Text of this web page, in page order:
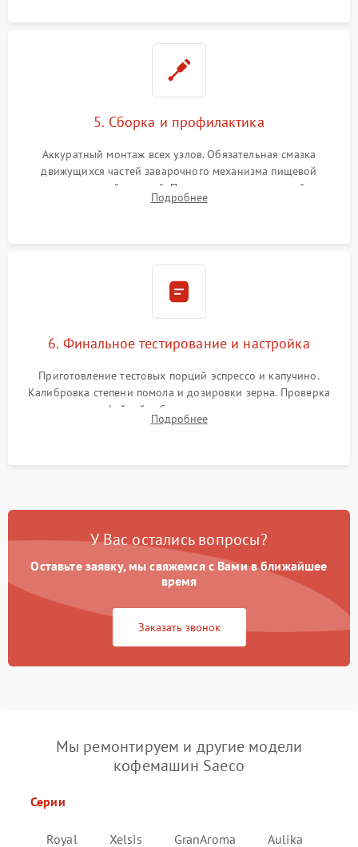
5. Сборка и профилактика
Аккуратный монтаж всех узлов. Обязательная смазка
движущихся частей заварочного механизма пищевой
силиконовой смазкой. Проведение программной
декальцинации и очистки системы от кофейных масел.
Подробнее
6. Финальное тестирование и настройка
Приготовление тестовых порций эспрессо и капучино.
Калибровка степени помола и дозировки зерна. Проверка
плотности кофейной таблетки, температуры напитка и
качества молочной пены. Контроль отсутствия посторонних
Подробнее
У Вас остались вопросы?
Оставьте заявку, мы свяжемся с Вами в ближайшее
время
Заказать звонок
Мы ремонтируем и другие модели
кофемашин Saeco
Серии
Royal Xelsis GranAroma Aulika